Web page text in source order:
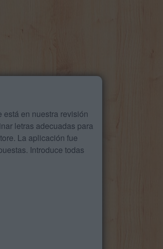
en nuestra revisión
letras adecuadas para
La aplicación fue
Introduce todas